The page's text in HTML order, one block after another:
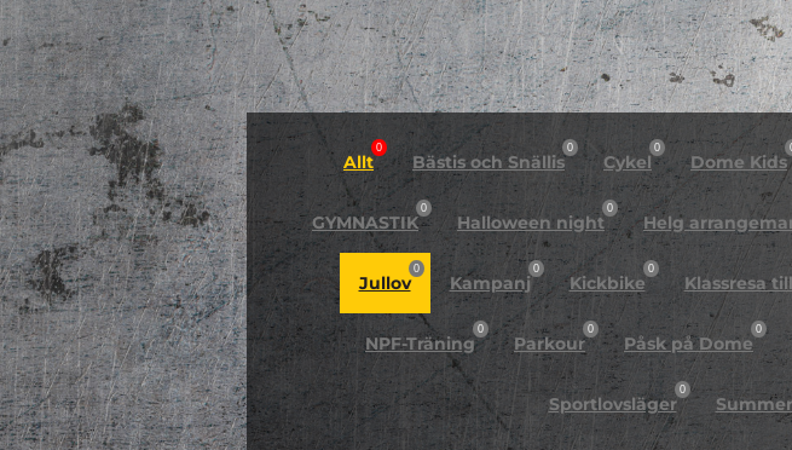
Allt
0
Bästis och Snällis
0
Cykel
0
Dome Kids
GYMNASTIK
0
Halloween night
0
Helg
Jullov
0
Kampanj
0
Kickbike
0
Klassresa
NPF-Träning
0
Parkour
0
Påsk på Dome
0
Sportlovsläger
0